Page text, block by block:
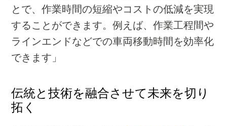
とで、作業時間の短縮やコストの低減を実現
することができます。例えば、作業工程間や
ラインエンドなどでの車両移動時間を効率化
できます」
伝統と技術を融合させて未来を切り
拓く